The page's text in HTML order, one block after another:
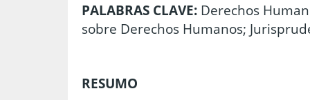
PALABRAS CLAVE: Derechos
sobre Derechos Humanos;
RESUMO